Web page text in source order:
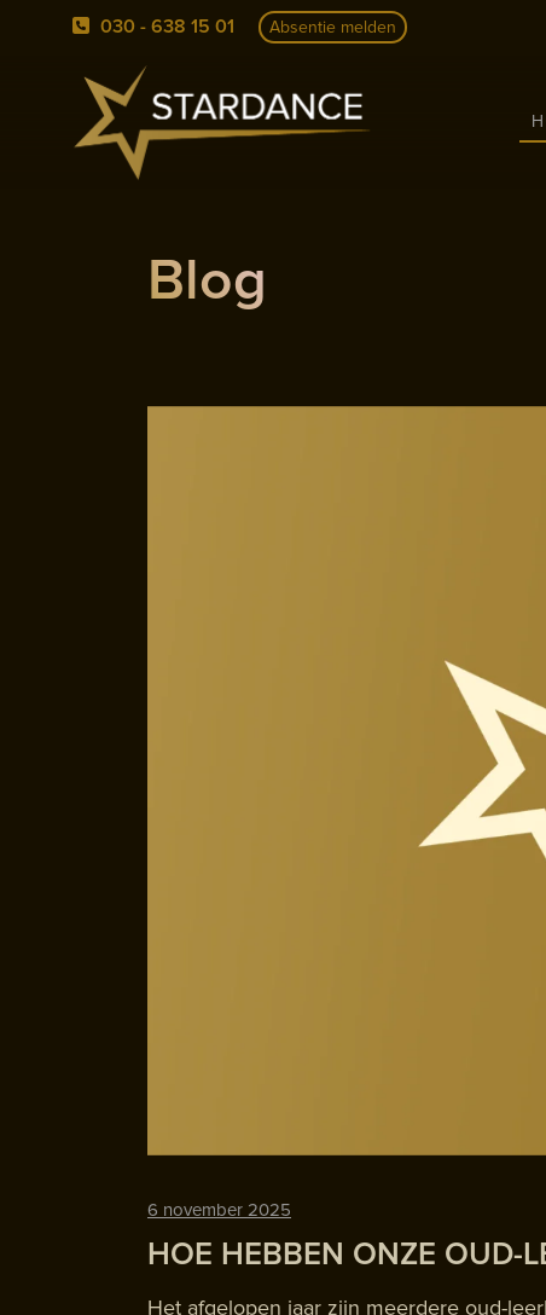
030 - 638 15 01 Absentie melden
Blog
6 november 2025
HOE HEBBEN ONZE OUD-
Het afgelopen jaar zijn meerdere oud-